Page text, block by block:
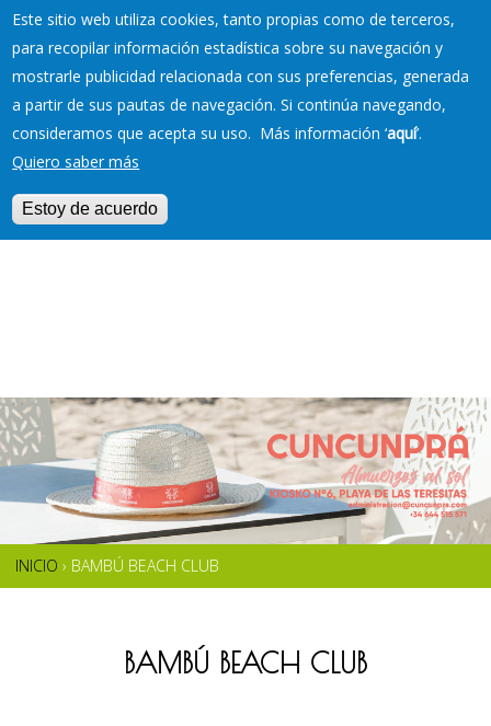
Este sitio web utiliza cookies, tanto propias como de terceros,
para recopilar información estadística sobre su navegación y
mostrarle publicidad relacionada con sus preferencias, generada
a partir de sus pautas de navegación. Si continúa navegando,
consideramos que acepta su uso. Más información ‘aquí’.
Quiero saber más
Estoy de acuerdo
RESERVAS EN TU
PLAYA
SE
INICIO › BAMBÚ BEACH CLUB
BAMBÚ BEACH CLUB